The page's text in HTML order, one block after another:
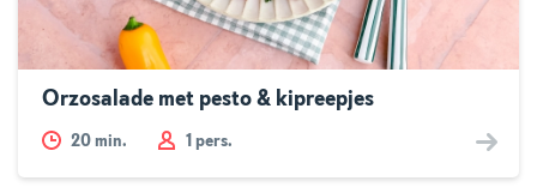
Orzosalade met pesto & kipreepjes
20 min. 1 pers.